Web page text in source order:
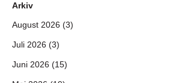
Arkiv
August 2026 (3)
Juli 2026 (3)
Juni 2026 (15)